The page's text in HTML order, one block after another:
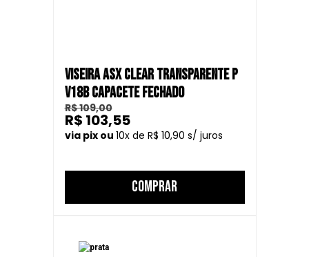
VISEIRA ASX CLEAR TRANSPARENTE P
V18B CAPACETE FECHADO
R$ 109,00
10
R$ 10,90
R$ 103,55
COMPRAR